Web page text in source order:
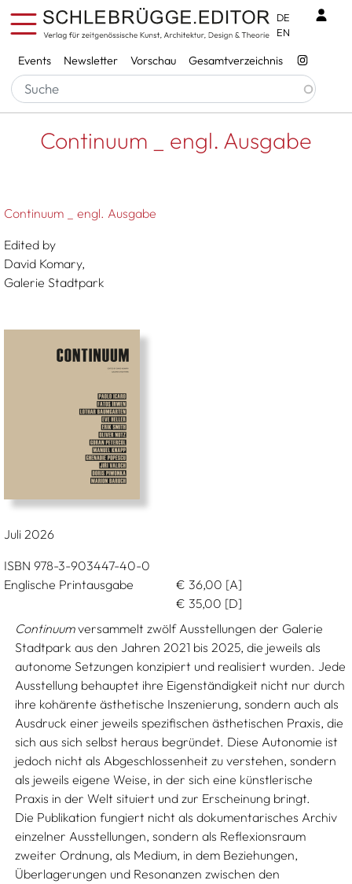
Direkt zum Inhalt
Services
Events Newsletter Vorschau Gesamtverzeichnis
DE
EN
Pfadnavigation
Startseite Continuum _ Engl. Ausgabe
Continuum _ engl. Ausgabe
Continuum _ engl. Ausgabe
Edited by
David Komary,
Galerie Stadtpark
Juli 2026
ISBN 978-3-903447-40-0
Englische Printausgabe
€ 36,00 [A]
€ 35,00 [D]
Continuumversammelt zwölf Ausstellungen der Galerie
Stadtpark aus den Jahren 2021 bis 2025, die jeweils als
autonome Setzungen konzipiert und realisiert wurden. Jede
Ausstellung behauptet ihre Eigenständigkeit nicht nur durch
ihre kohärente ästhetische Inszenierung, sondern auch als
Ausdruck einer jeweils spezifischen ästhetischen Praxis, die
sich aus sich selbst heraus begründet. Diese Autonomie ist
jedoch nicht als Abgeschlossenheit zu verstehen, sondern
als jeweils eigene Weise, in der sich eine künstlerische
Praxis in der Welt situiert und zur Erscheinung bringt.
Die Publikation fungiert nicht als dokumentarisches Archiv
einzelner Ausstellungen, sondern als Reflexionsraum
zweiter Ordnung, als Medium, in dem Beziehungen,
Überlagerungen und Resonanzen zwischen den